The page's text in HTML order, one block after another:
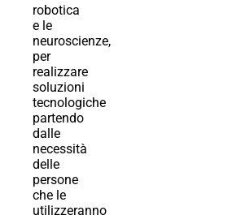
robotica
e le
neuroscienze,
per
realizzare
soluzioni
tecnologiche
partendo
dalle
necessità
delle
persone
che le
utilizzeranno